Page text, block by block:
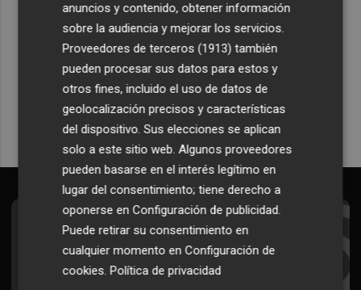
Recibe toda la actualidad de
Plaza Podcast en tu correo
Quiero suscribirme
Suscríbete al Boletín
Todos los días a primera hora en tu email
anuncios y contenido, obtener información
sobre la audiencia y mejorar los servicios.
Proveedores de terceros (1913) también
pueden procesar sus datos para estos y
otros fines, incluido el uso de datos de
geolocalización precisos y características
del dispositivo. Sus elecciones se aplican
solo a este sitio web. Algunos proveedores
pueden basarse en el interés legítimo en
lugar del consentimiento; tiene derecho a
oponerse enConfiguración de publicidad.
Puede retirar su consentimiento en
cualquier momento enConfiguración de
cookies.Política de privacidad